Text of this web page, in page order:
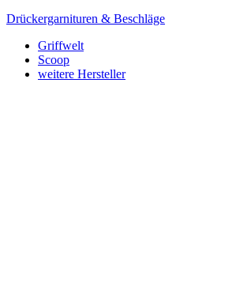
Drückergarnituren & Beschläge
Griffwelt
Scoop
weitere Hersteller